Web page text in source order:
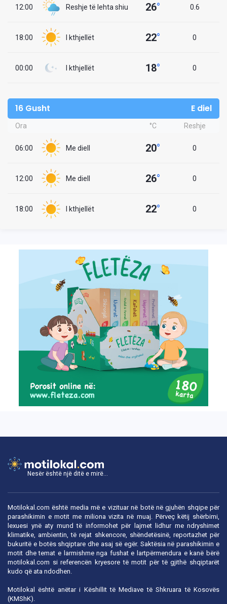
12:00 Reshje të lehta shiu 26° 0.6
18:00 I kthjellët 22° 0
00:00 I kthjellët 18° 0
16 Gusht E diel
Ora °C Reshje
06:00 Me diell 20° 0
12:00 Me diell 26° 0
18:00 I kthjellët 22° 0
Nesër është një ditë e mirë...
Motilokal.com është media më e vizituar në botë në gjuhën shqipe për
parashikimin e motit me miliona vizita në muaj. Përveç këtij shërbimi,
lexuesi ynë aty mund të informohet për lajmet lidhur me ndryshimet
klimatike, ambientin, të rejat shkencore, shëndetësinë, reportazhet për
bukuritë e botës shqiptare dhe asaj së egër. Saktësia në parashikimin e
motit dhe temat e larmishme nga fushat e lartpërmendura e kanë bërë
motilokal.com si referencën kryesore të motit për të gjithë shqiptarët
kudo që ata ndodhen.
Motilokal është anëtar i Këshillit të Mediave të Shkruara të Kosovës
(KMShK).